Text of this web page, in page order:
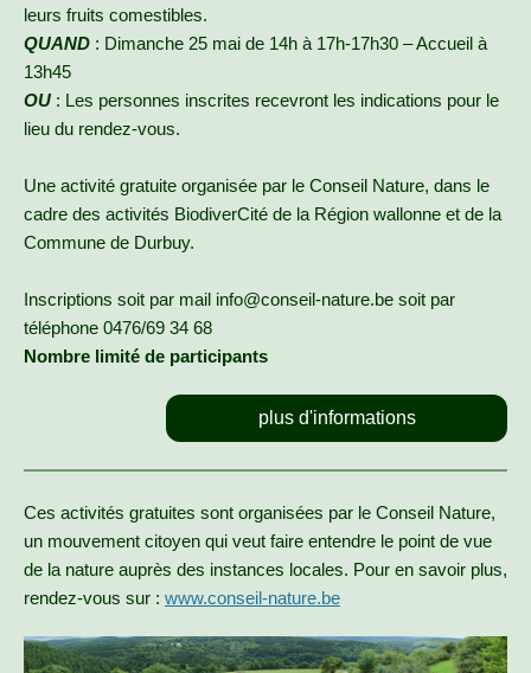
leurs fruits comestibles.
QUAND : Dimanche 25 mai de 14h à 17h-17h30 – Accueil à
13h45
OU : Les personnes inscrites recevront les indications pour le
lieu du rendez-vous.
Une activité gratuite organisée par le Conseil Nature, dans le
cadre des activités BiodiverCité de la Région wallonne et de la
Commune de Durbuy.
Inscriptions soit par mail info@conseil-nature.be soit par
téléphone 0476/69 34 68
Nombre limité de participants
plus d'informations
Ces activités gratuites sont organisées par le Conseil Nature,
un mouvement citoyen qui veut faire entendre le point de vue
de la nature auprès des instances locales. Pour en savoir plus,
rendez-vous sur : www.conseil-nature.be